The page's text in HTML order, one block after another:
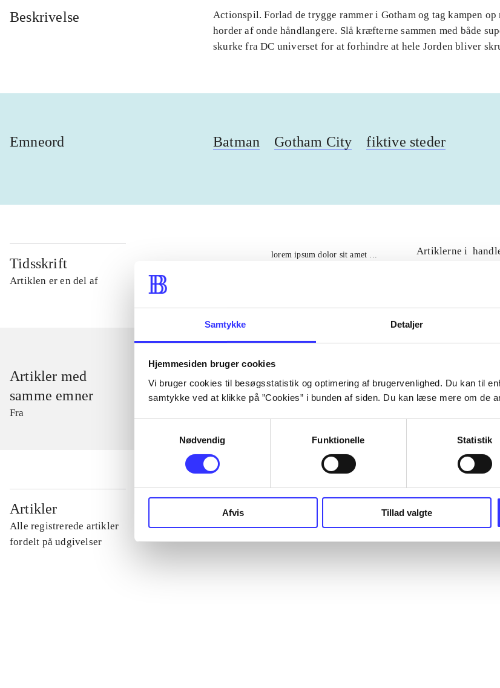
Samtykke Detaljer
Hjemmesiden bruger cookies
Vi bruger cookies til besøgsstatistik og optimering af brugervenlighed. Du kan til
samtykke ved at klikke på ”Cookies” i bunden af siden. Du kan læse mere om de
Nødvendig
Funktionelle Statistik
Afvis Tillad valgte
Beskrivelse
Actionspil. Forlad de trygge rammer i Gotham og tag kampen op
horder af onde håndlangere. Slå kræfterne sammen med både
skurke fra DC universet for at forhindre at hele Jorden bliver
Emneord Batman Gotham City fiktive steder
Tidsskrift
Artiklen er en del af
lorem ipsum dolor sit amet ...
Artiklerne i
Artikler med
samme emner
Fra
Artikler
Alle registrerede artikler
fordelt på udgivelser
...
...